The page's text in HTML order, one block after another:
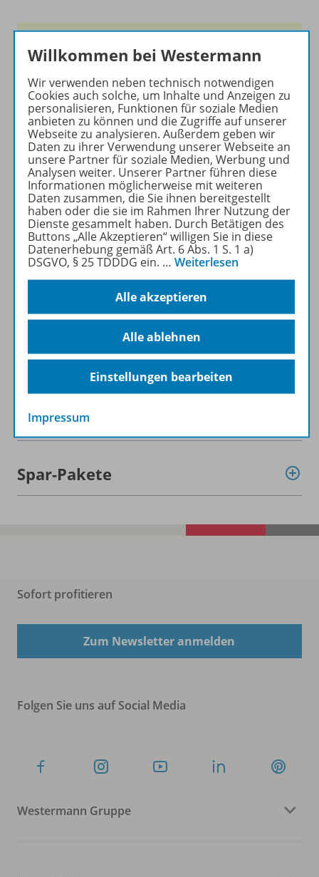
den wissenschaftlichen
Ihr Wegweiser zu den
wichtigsten Seiten der GR:
zu den Abo-Angeboten
zum Zeitschriftenkiosk
zum Online-Archiv
Mehr zur Zeitschrift
Informationen
Beschreibung
Weitere Inhalte der Ausgabe
Spar-Pakete
Sofort profitieren
Zum Newsletter anmelden
Folgen Sie uns auf Social Media
Westermann Gruppe
Willkommen bei Westermann
Wir verwenden neben technisch notwendigen
Cookies auch solche, um Inhalte und Anzeigen zu
personalisieren, Funktionen für soziale Medien
anbieten zu können und die Zugriffe auf unserer
Webseite zu analysieren. Außerdem geben wir
Daten zu ihrer Verwendung unserer Webseite an
unsere Partner für soziale Medien, Werbung und
Analysen weiter. Unserer Partner führen diese
Informationen möglicherweise mit weiteren
Daten zusammen, die Sie ihnen bereitgestellt
haben oder die sie im Rahmen Ihrer Nutzung der
Dienste gesammelt haben. Durch Betätigen des
Buttons „Alle Akzeptieren“ willigen Sie in diese
Datenerhebung gemäß Art. 6 Abs. 1 S. 1 a)
DSGVO, § 25 TDDDG ein. … Weiterlesen
Alle akzeptieren
Alle ablehnen
Einstellungen bearbeiten
Impressum